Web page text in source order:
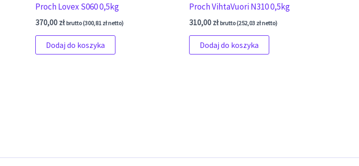
Proch Lovex S060 0,5kg
370,00 zł brutto (300,81 złnetto)
Dodaj do koszyka
Proch VihtaVuori N310 0,5kg
310,00 zł brutto (252,03 złnetto)
Dodaj do koszyka